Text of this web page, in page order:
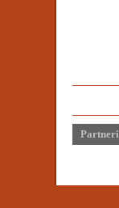
Partneri